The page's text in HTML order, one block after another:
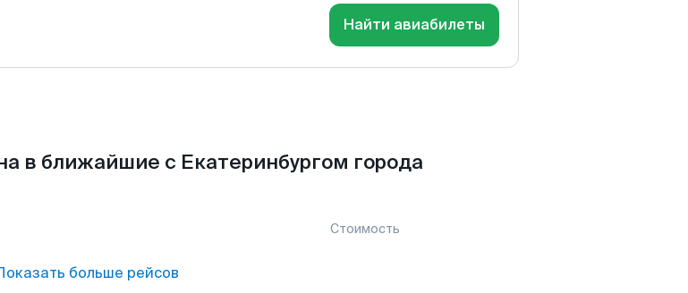
Найти авиабилеты
в ближайшие с Екатеринбургом города
Стоимость
больше рейсов